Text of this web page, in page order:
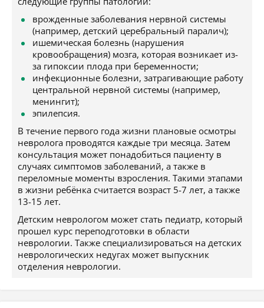
врожденные заболевания нервной системы
(например, детский церебральный паралич);
ишемическая болезнь (нарушения
кровообращения) мозга, которая возникает из-
за гипоксии плода при беременности;
инфекционные болезни, затрагивающие работу
центральной нервной системы (например,
менингит);
эпилепсия.
В течение первого года жизни плановые осмотры
невролога проводятся каждые три месяца. Затем
консультация может понадобиться пациенту в
случаях симптомов заболеваний, а также в
переломные моменты взросления. Такими этапами
в жизни ребёнка считается возраст 5-7 лет, а также
13-15 лет.
Детским неврологом может стать педиатр, который
прошел курс переподготовки в области
неврологии. Также специализироваться на детских
неврологических недугах может выпускник
отделения неврологии.